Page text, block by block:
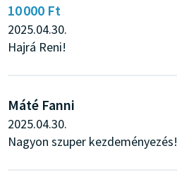
10 000 Ft
2025.04.30.
Hajrá Reni!
Máté Fanni
2025.04.30.
Nagyon szuper kezdeményezés!